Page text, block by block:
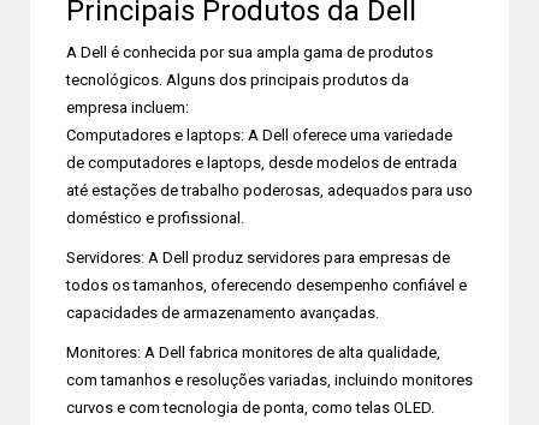
Principais Produtos da Dell
A Dell é conhecida por sua ampla gama de produtos
tecnológicos. Alguns dos principais produtos da
empresa incluem:
Computadores e laptops: A Dell oferece uma variedade
de computadores e laptops, desde modelos de entrada
até estações de trabalho poderosas, adequados para uso
doméstico e profissional.
Servidores: A Dell produz servidores para empresas de
todos os tamanhos, oferecendo desempenho confiável e
capacidades de armazenamento avançadas.
Monitores: A Dell fabrica monitores de alta qualidade,
com tamanhos e resoluções variadas, incluindo monitores
curvos e com tecnologia de ponta, como telas OLED.